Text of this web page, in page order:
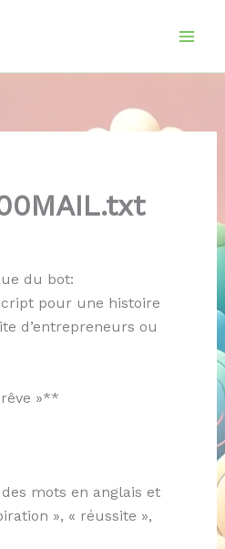
du bot:
pour une histoire
d’entrepreneurs ou
»**
mots en anglais et
», « réussite »,